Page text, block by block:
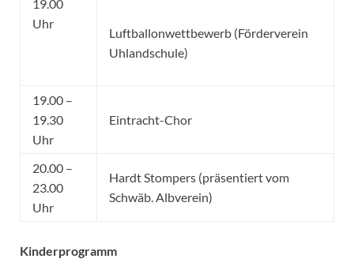
19.00
Uhr
Luftballonwettbewerb (Förderverein
Uhlandschule)
19.00 –
19.30
Uhr
Eintracht-Chor
20.00 –
23.00
Uhr
Hardt Stompers (präsentiert vom
Schwäb. Albverein)
Kinderprogramm